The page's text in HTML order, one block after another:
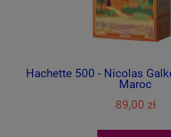
Hachette 500 - Nicolas
Maroc
89,00 zł